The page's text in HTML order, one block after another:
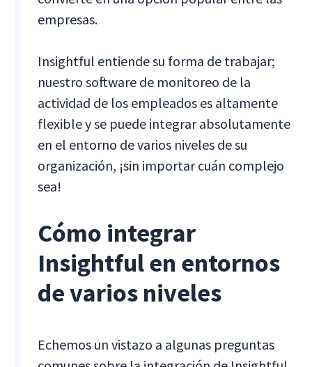
empresas.
Insightful entiende su forma de trabajar;
nuestro software de monitoreo de la
actividad de los empleados es altamente
flexible y se puede integrar absolutamente
en el entorno de varios niveles de su
organización, ¡sin importar cuán complejo
sea!
Cómo integrar
Insightful en entornos
de varios niveles
Echemos un vistazo a algunas preguntas